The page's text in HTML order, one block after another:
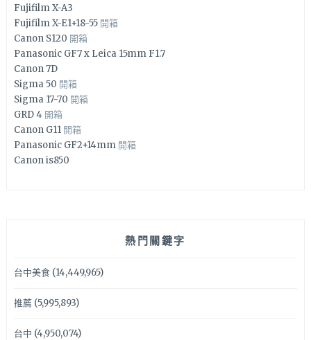
Fujifilm X-A3
Fujifilm X-E1+18-55 開箱
Canon S120 開箱
Panasonic GF7 x Leica 15mm F1.7
Canon 7D
Sigma 50 開箱
Sigma 17-70 開箱
GRD 4 開箱
Canon G11 開箱
Panasonic GF2+14mm 開箱
Canon is850
熱門關鍵字
台中美食(14,449,965)
推薦(5,995,893)
台中 (4,950,074)